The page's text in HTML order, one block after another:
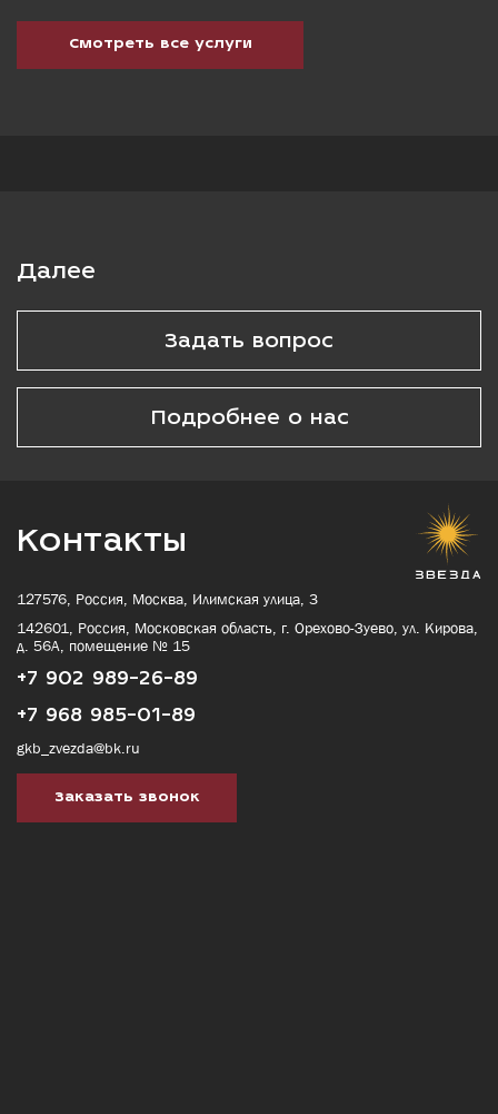
Смотреть все услуги
Далее
Задать вопрос
Подробнее о нас
Контакты
127576, Россия, Москва, Илимская улица, 3
142601, Россия, Московская область, г. Орехово-Зуево, ул. Кирова,
д. 56А, помещение № 15
+7 902 989-26-89
+7 968 985-01-89
gkb_zvezda@bk.ru
Заказать звонок